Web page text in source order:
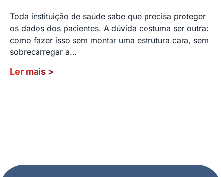
Toda instituição de saúde sabe que precisa proteger
os dados dos pacientes. A dúvida costuma ser outra:
como fazer isso sem montar uma estrutura cara, sem
sobrecarregar a...
Ler mais >